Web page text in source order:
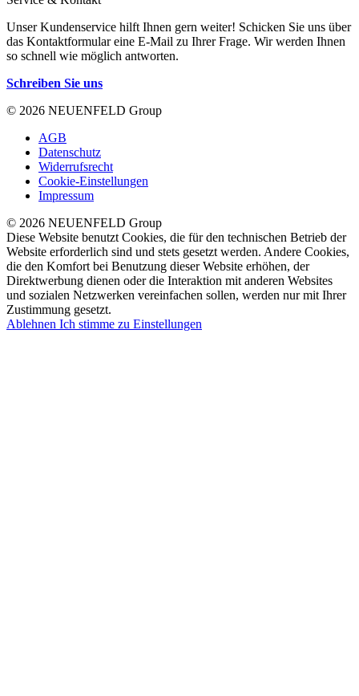
Unser Kundenservice hilft Ihnen gern weiter! Schicken Sie uns über
das Kontaktformular eine E-Mail zu Ihrer Frage. Wir werden Ihnen
so schnell wie möglich antworten.
Schreiben Sie uns
© 2026 NEUENFELD Group
AGB
Datenschutz
Widerrufsrecht
Cookie-Einstellungen
Impressum
© 2026 NEUENFELD Group
Diese Website benutzt Cookies, die für den technischen Betrieb der
Website erforderlich sind und stets gesetzt werden. Andere Cookies,
die den Komfort bei Benutzung dieser Website erhöhen, der
Direktwerbung dienen oder die Interaktion mit anderen Websites
und sozialen Netzwerken vereinfachen sollen, werden nur mit Ihrer
Zustimmung gesetzt.
Ablehnen Ich stimme zu Einstellungen